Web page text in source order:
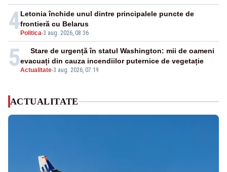
4 Politica-3 aug. 2026, 08:36
Letonia închide unul dintre principalele puncte de
frontieră cu Belarus
5Actualitate-3 aug. 2026, 07:19
Stare de urgență în statul Washington: mii de oameni
evacuați din cauza incendiilor puternice de vegetație
ACTUALITATE